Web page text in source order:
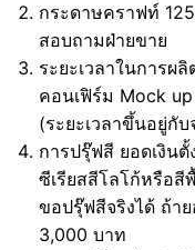
กระดาษคราฟท์
สอบถามฝ่ายขาย
ระยะเวลาในการผ
คอนเฟิร์ม Mock
(ระยะเวลาขึ้นอยู่กั
การปรุ๊ฟสี ยอดเงิน
ซีเรียสสีโลโก้หรือสี
ขอปรุ๊ฟสีจริงได้ ถ้า
3,000 บาท